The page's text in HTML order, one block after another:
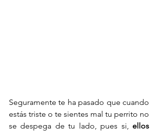
Seguramente te ha pasado que cuando
estás triste o te sientes mal tu perrito no
se despega de tu lado, pues si, ellos